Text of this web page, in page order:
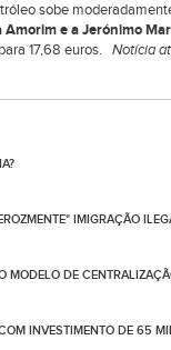
sobe
e a Jerónimo
17,68 euros. Notícia
IMIGRAÇÃO
DE
INVESTIMENTO DE 65